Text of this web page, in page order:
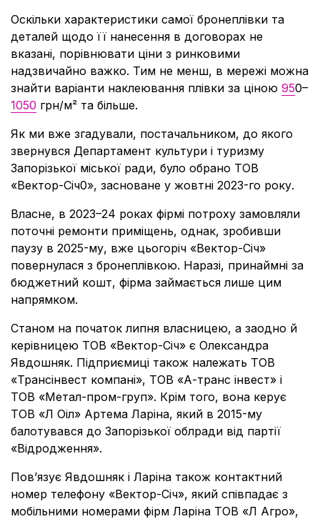
Оскільки характеристики самої бронеплівки та
деталей щодо її нанесення в договорах не
вказані, порівнювати ціни з ринковими
надзвичайно важко. Тим не менш, в мережі можна
знайти варіанти наклеювання плівки за ціною 950–
1050 грн/м² та більше.
Як ми вже згадували, постачальником, до якого
звернувся Департамент культури і туризму
Запорізької міської ради, було обрано ТОВ
«Вектор-Січ0», засноване у жовтні 2023-го року.
Власне, в 2023–24 роках фірмі потроху замовляли
поточні ремонти приміщень, однак, зробивши
паузу в 2025-му, вже цьогоріч «Вектор-Січ»
повернулася з бронеплівкою. Наразі, принаймні за
бюджетний кошт, фірма займається лише цим
напрямком.
Станом на початок липня власницею, а заодно й
керівницею ТОВ «Вектор-Січ» є Олександра
Явдошняк. Підприємиці також належать ТОВ
«Трансінвест компані», ТОВ «А-транс інвест» і
ТОВ «Метал-пром-груп». Крім того, вона керує
ТОВ «Л Оіл» Артема Ларіна, який в 2015-му
балотувався до Запорізької облради від партії
«Відродження».
Пов’язує Явдошняк і Ларіна також контактний
номер телефону «Вектор-Січ», який співпадає з
мобільними номерами фірм Ларіна ТОВ «Л Агро»,